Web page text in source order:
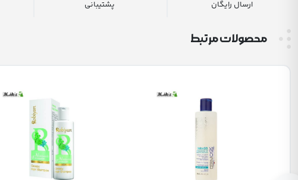
ارسال رایگان پشتیبانی
محصولات مرتبط